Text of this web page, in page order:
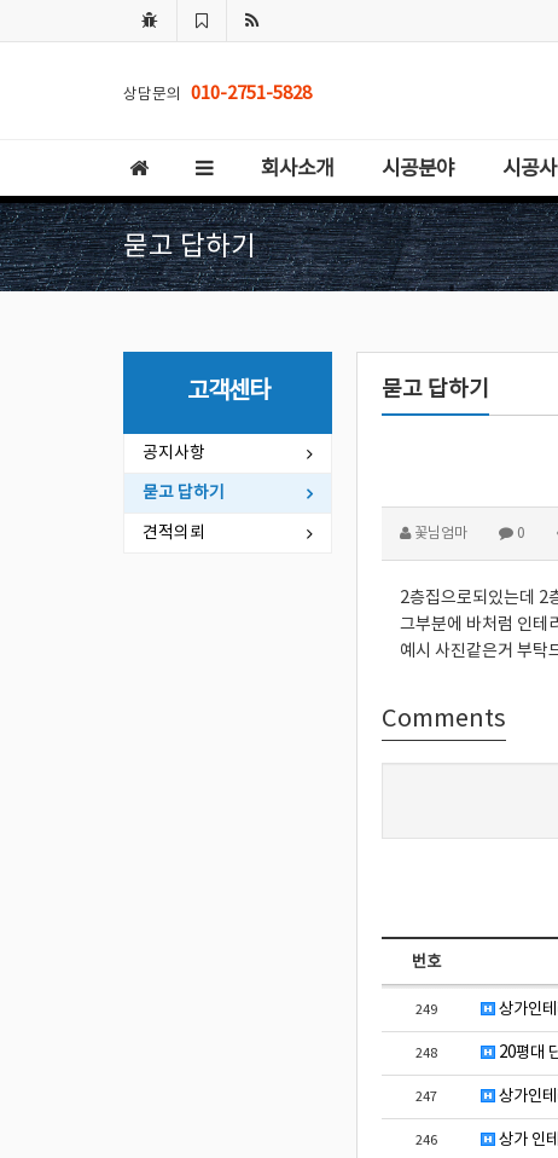
상담문의 010-2751-5828
회사소개 시공분야 시공
묻고 답하기
묻고 답하기
꽃님엄마 0
2층집으로되있는데 2
그부분에 바처럼 인테
예시 사진같은거 부탁
Comments
번호
249 상가인
248 20평대
247 상가인
246 상가 인
고객센타
공지사항
묻고 답하기
견적의뢰